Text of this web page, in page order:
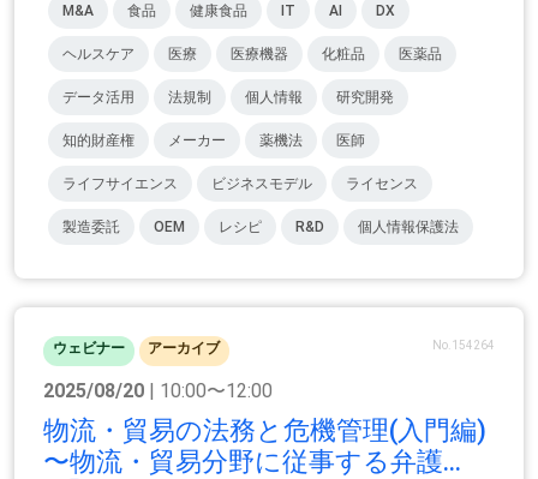
M&A 食品 健康食品 IT AI DX
ヘルスケア 医療 医療機器 化粧品 医薬品
データ活用 法規制 個人情報 研究開発
知的財産権 メーカー 薬機法 医師
ライフサイエンス ビジネスモデル ライセンス
製造委託 OEM レシピ R&D 個人情報保護法
ウェビナー アーカイブ No.154264
2025/08/20 | 10:00〜12:00
物流・貿易の法務と危機管理(入門編)
〜物流・貿易分野に従事する弁護...